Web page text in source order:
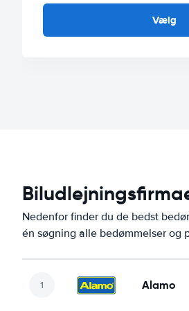
Vælg
Nedenfor finder du de bedst
én søgning alle bedømmelser og
Alamo